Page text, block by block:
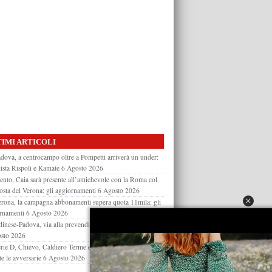
ARTICOLI
a centrocampo oltre a Pompetti arriverà un under:
Rispoli e Kamate6 Agosto 2026
Caia sarà presente all’amichevole con la Roma col
del Verona: gli aggiornamenti 6 Agosto 2026
la campagna abbonamenti supera quota 11mila: gli
6 Agosto 2026
Padova, via alla prevendita: tutti i prezzi e i dettagli
2026
D, Chievo, Caldiero Terme e Virtus Verona nel girone
le avversarie 6 Agosto 2026